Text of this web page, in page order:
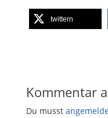
twittern
Kommentar
Du musst